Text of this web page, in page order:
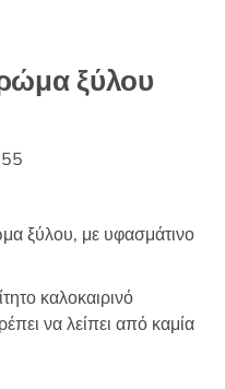
ξύλου
ξύλου, με υφασμάτινο
καλοκαιρινό
να λείπει από καμία